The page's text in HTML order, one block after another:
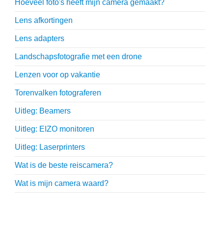
Hoeveel foto's heeft mijn camera gemaakt?
Lens afkortingen
Lens adapters
Landschapsfotografie met een drone
Lenzen voor op vakantie
Torenvalken fotograferen
Uitleg: Beamers
Uitleg: EIZO monitoren
Uitleg: Laserprinters
Wat is de beste reiscamera?
Wat is mijn camera waard?